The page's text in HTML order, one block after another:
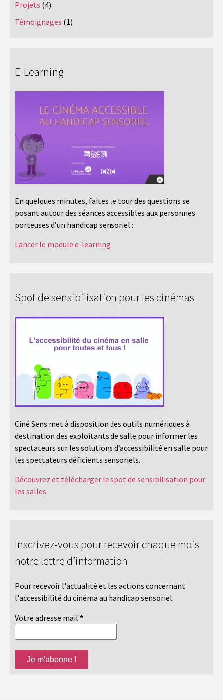
Projets (4)
Témoignages (1)
E-Learning
En quelques minutes, faites le tour des questions se
posant autour des séances accessibles aux personnes
porteuses d’un handicap sensoriel :
Lancer le module e-learning
Spot de sensibilisation pour les cinémas
Ciné Sens met à disposition des outils numériques à
destination des exploitants de salle pour informer les
spectateurs sur les solutions d’accessibilité en salle pour
les spectateurs déficients sensoriels.
Découvrez et télécharger le spot de sensibilisation pour
les salles
Inscrivez-vous pour recevoir chaque mois
notre lettre d’information
Pour recevoir l'actualité et les actions concernant
l'accessibilité du cinéma au handicap sensoriel.
Votre adresse mail *